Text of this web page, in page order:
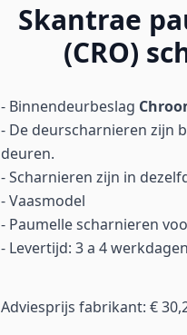
Skantrae
(CRO)
- Binnendeurbeslag
- De deurscharnieren zijn
deuren.
- Scharnieren zijn in
- Vaasmodel
- Paumelle scharnieren
- Levertijd: 3 a 4 werkdagen
Adviesprijs fabrikant: €